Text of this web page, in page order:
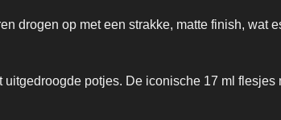
drogen op met een strakke, matte finish,
uitgedroogde potjes. De iconische 17 ml